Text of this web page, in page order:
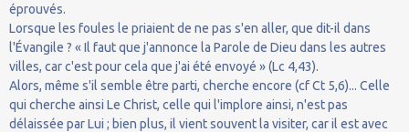
éprouvés.
Lorsque les foules le priaient de ne pas s'en aller, que dit-il dans
l'Évangile ? « Il faut que j'annonce la Parole de Dieu dans les autres
villes, car c'est pour cela que j'ai été envoyé » (Lc 4,43).
Alors, même s'il semble être parti, cherche encore (cf Ct 5,6)... Celle
qui cherche ainsi Le Christ, celle qui l'implore ainsi, n'est pas
délaissée par Lui ; bien plus, il vient souvent la visiter, car il est avec